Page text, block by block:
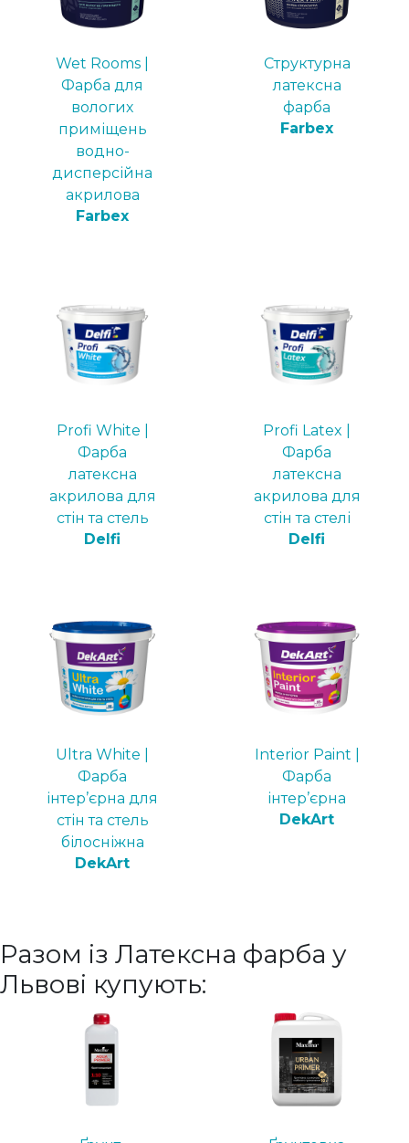
Wet Rooms |
Фарба для
вологих
приміщень
водно-
дисперсійна
акрилова
Farbex
Структурна
латексна
фарба
Farbex
Profi White |
Фарба
латексна
акрилова для
стін та стель
Delfi
Profi Latex |
Фарба
латексна
акрилова для
стін та стелі
Delfi
Ultra White |
Фарба
інтер’єрна для
стін та стель
білосніжна
DekArt
Interior Paint |
Фарба
інтер’єрна
DekArt
Разом із Латексна фарба у
Львові купують: